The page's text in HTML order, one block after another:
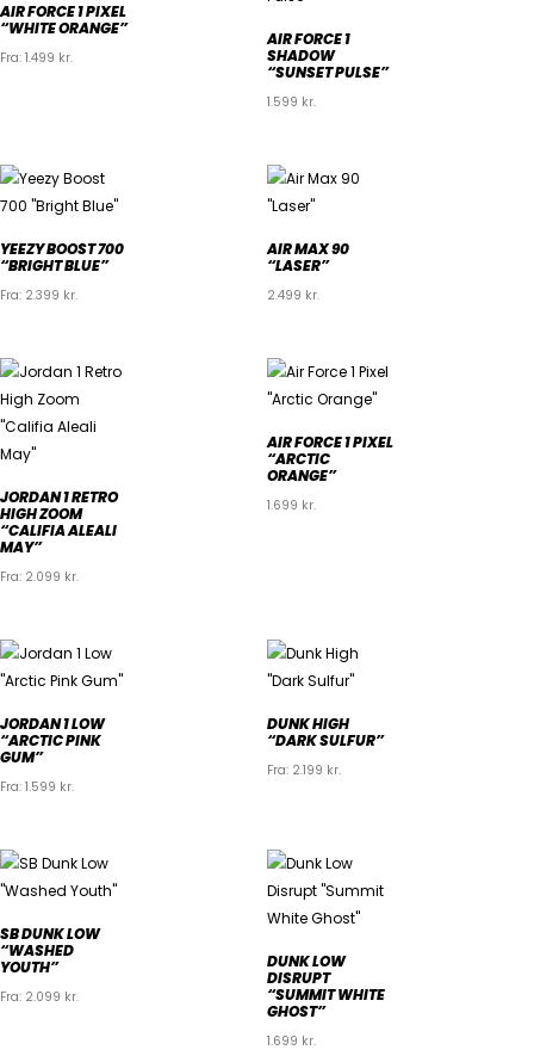
AIR FORCE 1 PIXEL
“WHITE ORANGE”
Fra: 1.499 kr.
AIR FORCE 1
SHADOW
“SUNSET PULSE”
1.599 kr.
YEEZY BOOST 700
“BRIGHT BLUE”
Fra: 2.399 kr.
AIR MAX 90
“LASER”
2.499 kr.
JORDAN 1 RETRO
HIGH ZOOM
“CALIFIA ALEALI
MAY”
Fra: 2.099 kr.
AIR FORCE 1 PIXEL
“ARCTIC
ORANGE”
1.699 kr.
JORDAN 1 LOW
“ARCTIC PINK
GUM”
Fra: 1.599 kr.
DUNK HIGH
“DARK SULFUR”
Fra: 2.199 kr.
SB DUNK LOW
“WASHED
YOUTH”
Fra: 2.099 kr.
DUNK LOW
DISRUPT
“SUMMIT WHITE
GHOST”
1.699 kr.